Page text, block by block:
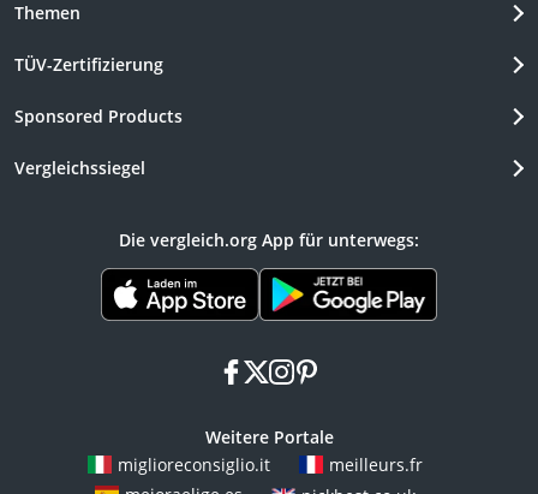
Themen
TÜV-Zertifizierung
Sponsored Products
Vergleichssiegel
Die vergleich.org App für unterwegs:
facebook
x instagram
pinterest
Weitere Portale
miglioreconsiglio.it
meilleurs.fr